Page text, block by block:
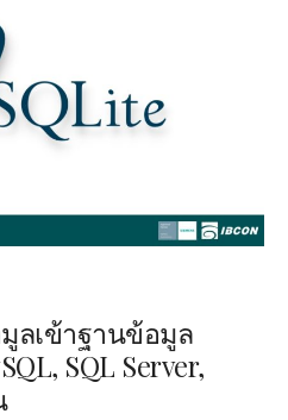
ลเข้าฐานข้อมูล
SQL Server,